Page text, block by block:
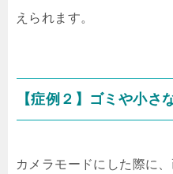
えられます。
【症例２】ゴミや小さ
カメラモードにした際に